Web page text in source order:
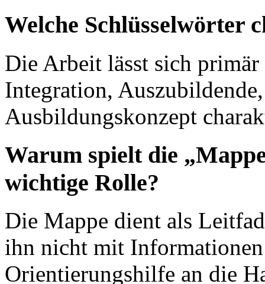
Welche Schlüsselwörter
Die Arbeit lässt sich
Integration,
Ausbildungskonzept
Warum spielt die
wichtige Rolle?
Die Mappe dient als
ihn nicht mit
Orientierungshilfe an die